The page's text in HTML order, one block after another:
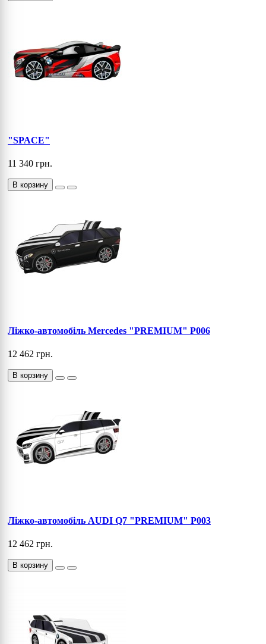
"SPACE"
11 340 грн.
В корзину
Ліжко-автомобіль Mercedes "PREMIUM" P006
12 462 грн.
В корзину
Ліжко-автомобіль AUDI Q7 "PREMIUM" P003
12 462 грн.
В корзину